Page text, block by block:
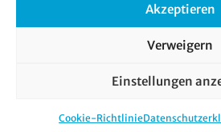
Akzeptieren
Verweigern
Einstellungen
Cookie-Richtlinie
KOSTENLOSE
© 2026
Tanzpott. Alle
Kontakt